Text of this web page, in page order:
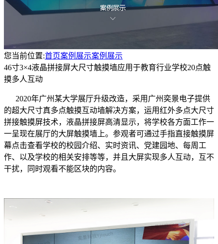
您当前位置:首页案例展示案例展示
46寸3×4液晶拼接屏大尺寸触摸墙应用于教育行业学校20点触
摸多人互动
2020年广州某大学展厅升级改造，采用广州奕景电子提供
的超大尺寸真多点触摸互动墙解决方案，运用红外多点大尺寸
拼接触摸屏技术，液晶拼接屏高清显示，将学校各方面工作一
一呈现在展厅的大屏触摸墙上。参观者可通过手指直接触摸屏
幕点击查看学校的校园介绍、实时资讯、党建园地、每周工
作、以及学校的相关安排等等，并且大屏实现多人互动，互不
干扰，同时观看不能区块的内容。